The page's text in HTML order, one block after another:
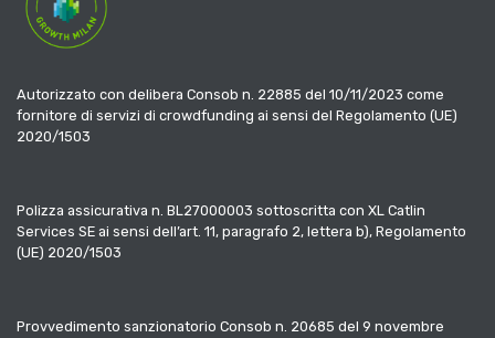
Autorizzato con delibera Consob n. 22885 del 10/11/2023 come
fornitore di servizi di crowdfunding ai sensi del Regolamento (UE)
2020/1503
Polizza assicurativa n. BL27000003 sottoscritta con XL Catlin
Services SE ai sensi dell’art. 11, paragrafo 2, lettera b), Regolamento
(UE) 2020/1503
Provvedimento sanzionatorio Consob n. 20685 del 9 novembre